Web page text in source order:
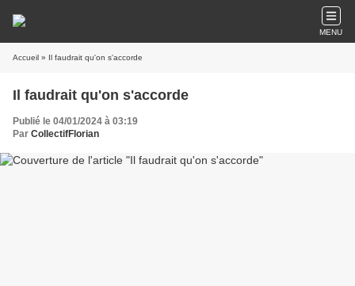
MENU
Accueil » Il faudrait qu'on s'accorde
Il faudrait qu'on s'accorde
Publié le 04/01/2024 à 03:19
Par CollectifFlorian